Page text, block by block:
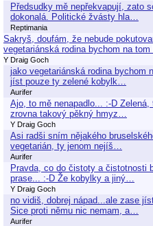
Předsudky mě nepřekvapují, zato
dokonalá. Politické žvásty hla…
Reptimania
Sakryš, doufám, že nebude
vegetariánská rodina bychom na tom
Y Draig Goch
jako vegetariánská rodina bychom
jíst pouze ty zelené kobylk…
Aurifer
Ajo, to mě nenapadlo... :-D
zrovna takový pěkný hmyz…
Y Draig Goch
Asi radši sním nějakého
vegetarián, ty jenom nejíš…
Aurifer
Pravda, co do čistoty a čistotnosti
prase... :-D Že kobylky a jiný…
Y Draig Goch
no vidiš, dobrej nápad...ale zase
Sice proti němu nic nemam, a…
Aurifer